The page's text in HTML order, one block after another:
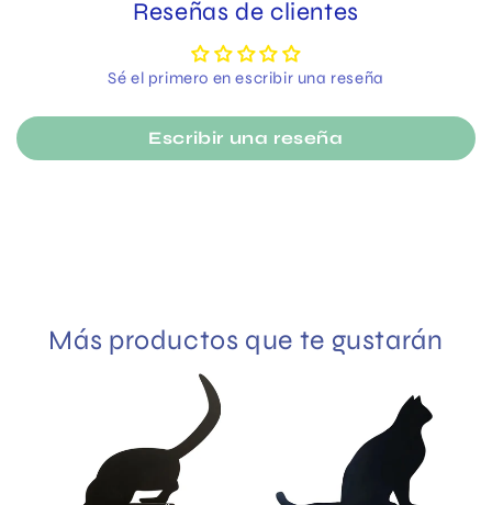
Reseñas de clientes
Sé el primero en escribir una reseña
Escribir una reseña
Más productos que te gustarán